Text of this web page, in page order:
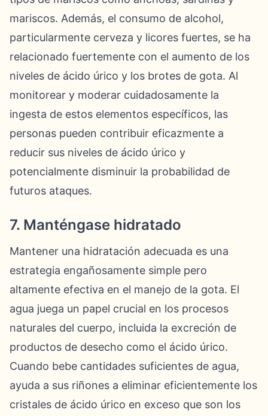
mariscos. Además, el consumo de alcohol,
particularmente cerveza y licores fuertes, se ha
relacionado fuertemente con el aumento de los
niveles de ácido úrico y los brotes de gota. Al
monitorear y moderar cuidadosamente la
ingesta de estos elementos específicos, las
personas pueden contribuir eficazmente a
reducir sus niveles de ácido úrico y
potencialmente disminuir la probabilidad de
futuros ataques.
7. Manténgase hidratado
Mantener una hidratación adecuada es una
estrategia engañosamente simple pero
altamente efectiva en el manejo de la gota. El
agua juega un papel crucial en los procesos
naturales del cuerpo, incluida la excreción de
productos de desecho como el ácido úrico.
Cuando bebe cantidades suficientes de agua,
ayuda a sus riñones a eliminar eficientemente los
cristales de ácido úrico en exceso que son los